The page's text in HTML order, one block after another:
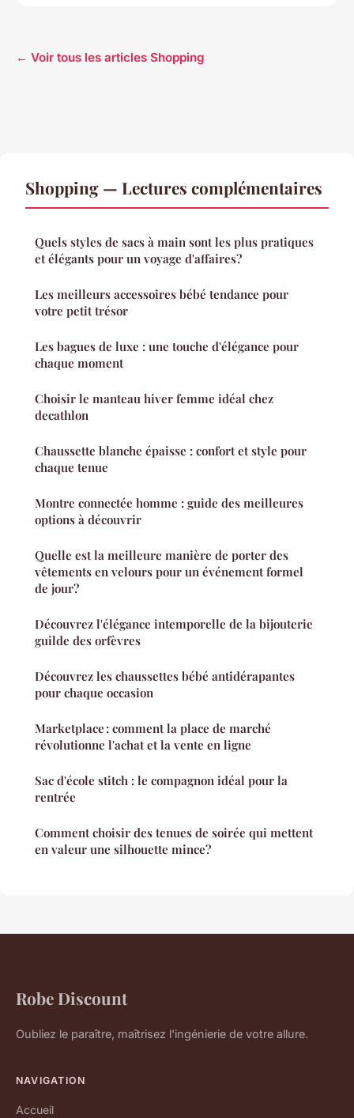
← Voir tous les articles Shopping
Shopping — Lectures complémentaires
Quels styles de sacs à main sont les plus pratiques
et élégants pour un voyage d'affaires?
Les meilleurs accessoires bébé tendance pour
votre petit trésor
Les bagues de luxe : une touche d'élégance pour
chaque moment
Choisir le manteau hiver femme idéal chez
decathlon
Chaussette blanche épaisse : confort et style pour
chaque tenue
Montre connectée homme : guide des meilleures
options à découvrir
Quelle est la meilleure manière de porter des
vêtements en velours pour un événement formel
de jour?
Découvrez l'élégance intemporelle de la bijouterie
guilde des orfèvres
Découvrez les chaussettes bébé antidérapantes
pour chaque occasion
Marketplace : comment la place de marché
révolutionne l'achat et la vente en ligne
Sac d'école stitch : le compagnon idéal pour la
rentrée
Comment choisir des tenues de soirée qui mettent
en valeur une silhouette mince?
Robe Discount
Oubliez le paraître, maîtrisez l'ingénierie de votre allure.
NAVIGATION
Accueil